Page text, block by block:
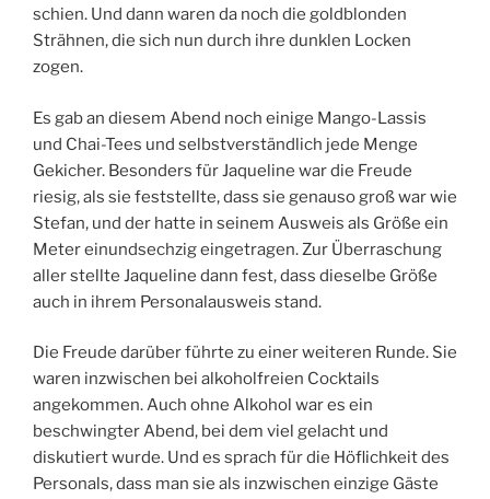
schien. Und dann waren da noch die goldblonden
Strähnen, die sich nun durch ihre dunklen Locken
zogen.
Es gab an diesem Abend noch einige Mango-Lassis
und Chai-Tees und selbstverständlich jede Menge
Gekicher. Besonders für Jaqueline war die Freude
riesig, als sie feststellte, dass sie genauso groß war wie
Stefan, und der hatte in seinem Ausweis als Größe ein
Meter einundsechzig eingetragen. Zur Überraschung
aller stellte Jaqueline dann fest, dass dieselbe Größe
auch in ihrem Personalausweis stand.
Die Freude darüber führte zu einer weiteren Runde. Sie
waren inzwischen bei alkoholfreien Cocktails
angekommen. Auch ohne Alkohol war es ein
beschwingter Abend, bei dem viel gelacht und
diskutiert wurde. Und es sprach für die Höflichkeit des
Personals, dass man sie als inzwischen einzige Gäste